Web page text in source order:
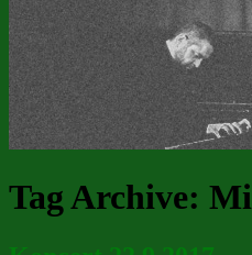
Tag Archive: